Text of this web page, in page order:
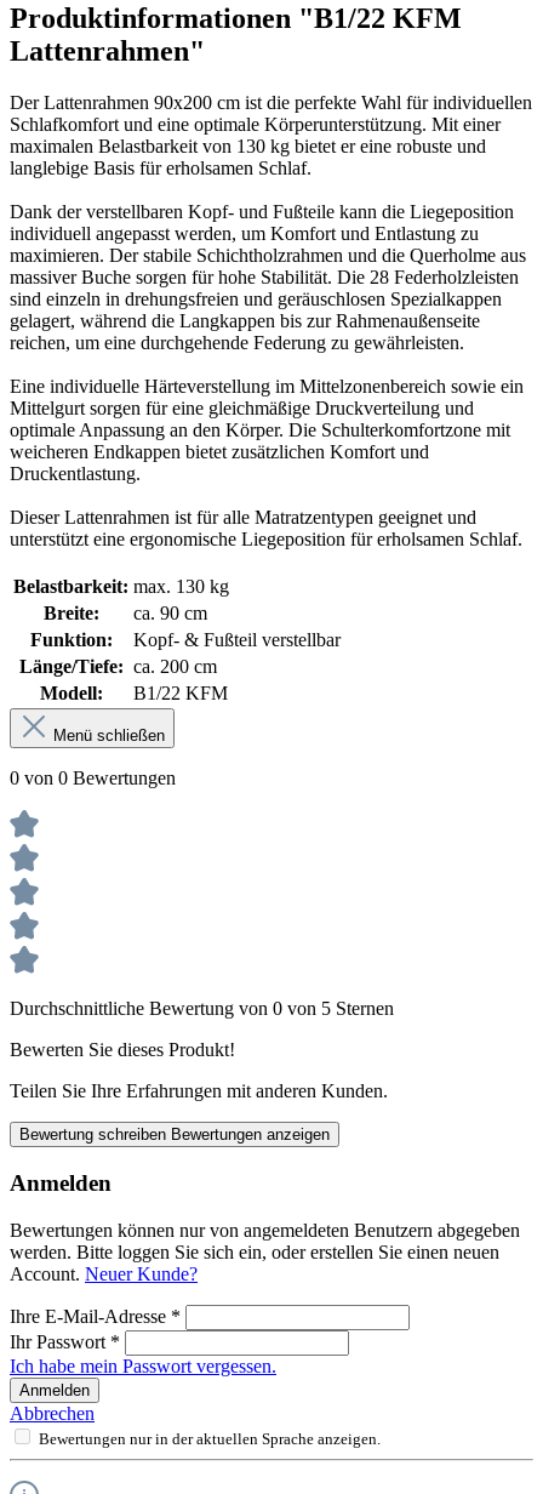
Produktinformationen "B1/22 KFM
Lattenrahmen"
Der Lattenrahmen 90x200 cm ist die perfekte Wahl für individuellen
Schlafkomfort und eine optimale Körperunterstützung. Mit einer
maximalen Belastbarkeit von 130 kg bietet er eine robuste und
langlebige Basis für erholsamen Schlaf.
Dank der verstellbaren Kopf- und Fußteile kann die Liegeposition
individuell angepasst werden, um Komfort und Entlastung zu
maximieren. Der stabile Schichtholzrahmen und die Querholme aus
massiver Buche sorgen für hohe Stabilität. Die 28 Federholzleisten
sind einzeln in drehungsfreien und geräuschlosen Spezialkappen
gelagert, während die Langkappen bis zur Rahmenaußenseite
reichen, um eine durchgehende Federung zu gewährleisten.
Eine individuelle Härteverstellung im Mittelzonenbereich sowie ein
Mittelgurt sorgen für eine gleichmäßige Druckverteilung und
optimale Anpassung an den Körper. Die Schulterkomfortzone mit
weicheren Endkappen bietet zusätzlichen Komfort und
Druckentlastung.
Dieser Lattenrahmen ist für alle Matratzentypen geeignet und
unterstützt eine ergonomische Liegeposition für erholsamen Schlaf.
Belastbarkeit: max. 130 kg
Breite:
ca. 90 cm
Funktion:
Kopf- & Fußteil verstellbar
Länge/Tiefe: ca. 200 cm
Modell:
B1/22 KFM
Menü schließen
0 von 0 Bewertungen
Durchschnittliche Bewertung von 0 von 5 Sternen
Bewerten Sie dieses Produkt!
Teilen Sie Ihre Erfahrungen mit anderen Kunden.
Bewertung schreiben Bewertungen anzeigen
Anmelden
Bewertungen können nur von angemeldeten Benutzern abgegeben
werden. Bitte loggen Sie sich ein, oder erstellen Sie einen neuen
Account. Neuer Kunde?
Ihre E-Mail-Adresse *
Ihr Passwort *
Ich habe mein Passwort vergessen.
Anmelden
Abbrechen
Bewertungen nur in der aktuellen Sprache anzeigen.